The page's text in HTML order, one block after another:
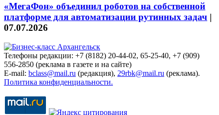
«МегаФон» объединил роботов на собственной
платформе для автоматизации рутинных задач |
07.07.2026
Телефоны редакции: +7 (8182) 20-44-02, 65-25-40, +7 (909)
556-2850 (реклама в газете и на сайте)
E-mail: bclass@mail.ru (редакция), 29rbk@mail.ru (реклама).
Политика конфиденциальности.